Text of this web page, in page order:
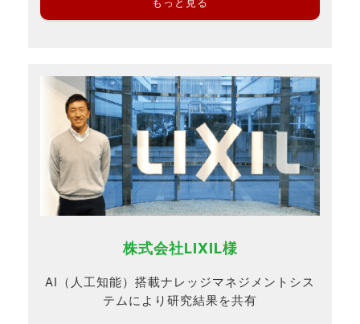
もっと見る
株式会社LIXIL様
AI（人工知能）搭載ナレッジマネジメントシス
テムにより研究結果を共有